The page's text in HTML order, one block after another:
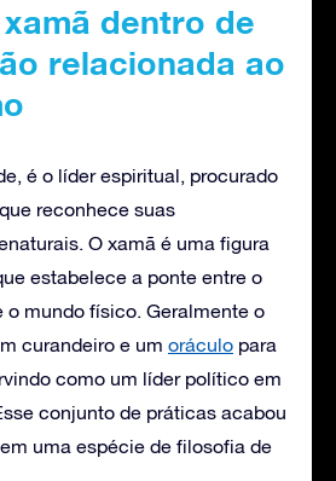
dentro de
relacionada ao
é o líder espiritual, procurado
reconhece suas
O xamã é uma figura
estabelece a ponte entre o
o mundo físico. Geralmente o
curandeiro e um oráculo para
como um líder político em
conjunto de práticas acabou
uma espécie de filosofia de